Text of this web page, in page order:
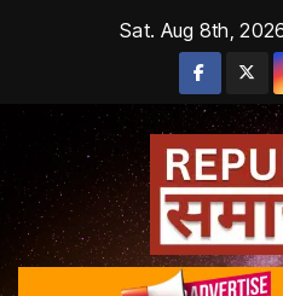
Sat. Aug 8th,